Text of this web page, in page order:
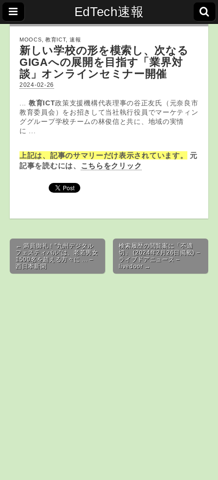
EdTech速報
MOOCS 教育ICT, 速報
新しい学校の形を模索し、次なる
GIGAへの展開を目指す「業界対
談」オンラインセミナー開催
2024-02-26
教育ICT政策支援機構代表理事の谷正友氏（元奈良市
教育委員会）をお招きして当社執行役員でマーケティン
ググループ学校チームの林俊信と共に、地域の実情
に ...
上記は、記事のサマリーだけ表示されています。
元
記事を読むには、 こちらをクリック
Post navigation
← 満員御礼！”九州デジタル
フェスティバル”は、老若男女
1500名を超える方々に … –
西日本新聞
検索履歴の閲覧案に「不適
切」 (2024年2月26日掲載) –
ライブドアニュース –
livedoor →